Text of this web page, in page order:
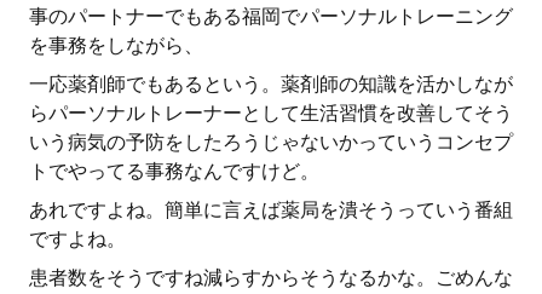
事のパートナーでもある福岡でパーソナルトレーニング
を事務をしながら、
一応薬剤師でもあるという。薬剤師の知識を活かしなが
らパーソナルトレーナーとして生活習慣を改善してそう
いう病気の予防をしたろうじゃないかっていうコンセプ
トでやってる事務なんですけど。
あれですよね。簡単に言えば薬局を潰そうっていう番組
ですよね。
患者数をそうですね減らすからそうなるかな。ごめんな